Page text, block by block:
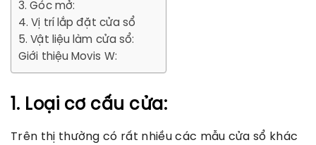
3. Góc mở:
4. Vị trí lắp đặt cửa sổ
5. Vật liệu làm cửa sổ:
Giới thiệu Movis W:
1. Loại cơ cấu cửa:
Trên thị thường có rất nhiều các mẫu cửa sổ khác